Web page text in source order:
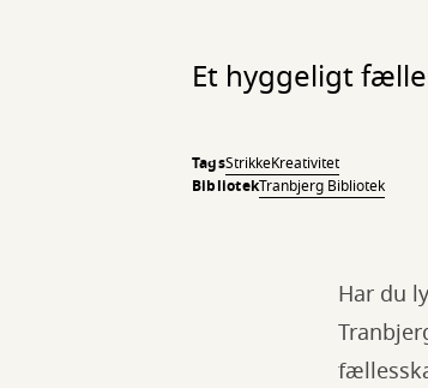
Et hyggeligt
TagsStrikkeKreativitet
BibliotekTranbjerg Bibliotek
Har du